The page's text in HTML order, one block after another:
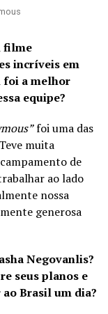
filme
incríveis em
foi a melhor
equipe?
foi uma das
muita
de
ao lado
nossa
generosa
Negovanlis?
seus planos e
Brasil um dia?